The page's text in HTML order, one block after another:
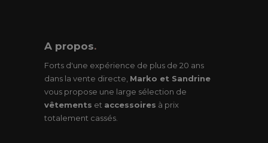
A propos.
Forts d'une expérience de plus de 20 ans
dans la vente directe, Marko et Sandrine
vous propose une large sélection de
vêtements et accessoires à prix
totalement cassés.